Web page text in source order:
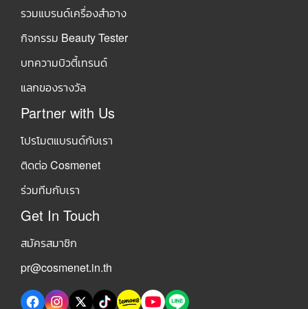
รวมแบรนด์เครื่องสำอาง
กิจกรรม Beauty Tester
บทความบิวตี้เทรนด์
แลกของรางวัล
Partner with Us
โปรโมตแบรนด์กับเรา
ติดต่อ Cosmenet
ร่วมทีมกับเรา
Get In Touch
สมัครสมาชิก
pr@cosmenet.in.th